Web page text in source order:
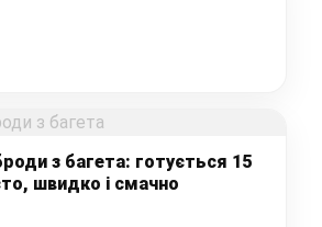
з багета: готується 15
швидко і смачно